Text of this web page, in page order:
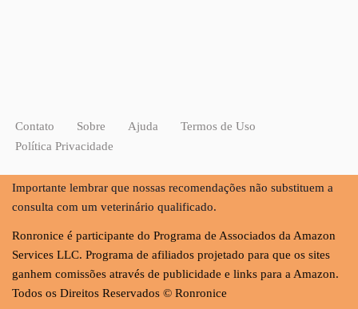
Contato Sobre Ajuda
Termos de Uso
Política Privacidade
Importante lembrar que nossas recomendações não substituem a
consulta com um veterinário qualificado.
Ronronice é participante do Programa de Associados da Amazon
Services LLC. Programa de afiliados projetado para que os sites
ganhem comissões através de publicidade e links para a Amazon.
Todos os Direitos Reservados © Ronronice